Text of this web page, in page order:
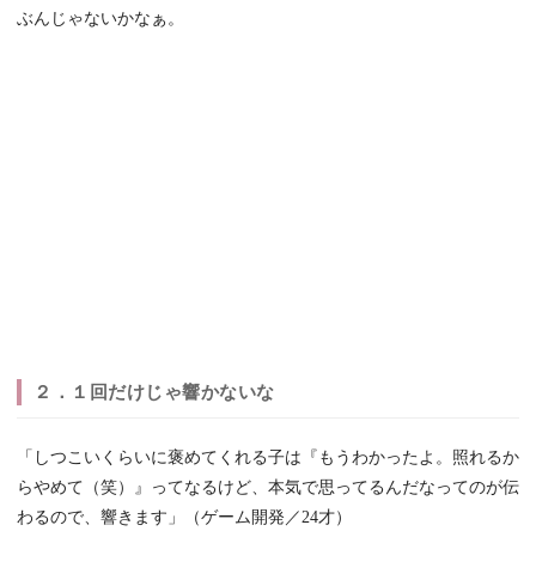
ぶんじゃないかなぁ。
２．１回だけじゃ響かないな
「しつこいくらいに褒めてくれる子は『もうわかったよ。照れるか
らやめて（笑）』ってなるけど、本気で思ってるんだなってのが伝
わるので、響きます」（ゲーム開発／24才）